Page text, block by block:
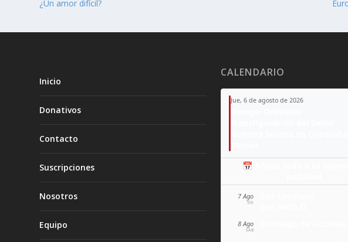
¿Un amor difícil?
Inicio
Donativos
Contacto
Suscripciones
Nosotros
Equipo
CALENDARIO
Jue, 6 de agosto de 2026
📅 Añade todo a tu
7 Ago
VIE
8 Ago
SÁB